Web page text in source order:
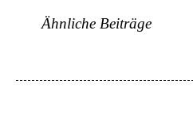
Ähnliche Beiträge